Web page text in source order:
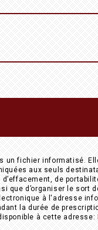
un fichier informatisé.
aux seuls
de
que d’organiser le sort
à l'adresse
la durée de
à cette adresse: